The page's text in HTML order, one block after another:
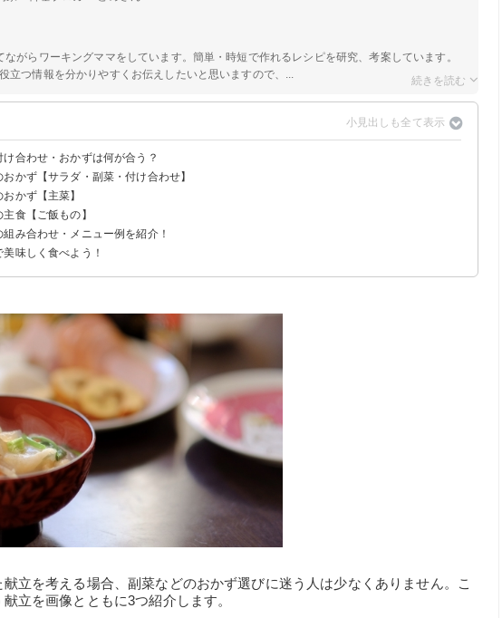
ながらワーキングママをしています。簡単・時短で作れるレシピを研究、考案しています。
立つ情報を分かりやすくお伝えしたいと思いますので、...
合わせ・おかずは何が合う？
かず【サラダ・副菜・付け合わせ】
和えかず【主菜】
ッケ
焼き
れ煮食【ご飯もの】
飯
りみ合わせ・メニュー例を紹介！
食】
食】
飯】味しく食べよう！
立を考える場合、副菜などのおかず選びに迷う人は少なくありません。こ
立を画像とともに3つ紹介します。